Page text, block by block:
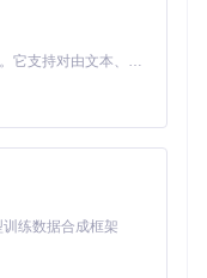
MiniMax H3 是一个通用的全模态生成系统。它支持对由文本、图像、视频和音频组成的多模态上下文进行统一理解，并能生成分辨率高达 2K、时长可达 15 秒的带原生立体声音频的视频。得益于面向任务泛化的系统设计，H3 在预训练阶段就已具备广泛的多模态上下文理解与生成能力，能够出色地执行复杂的多模态指令。
练数据合成框架